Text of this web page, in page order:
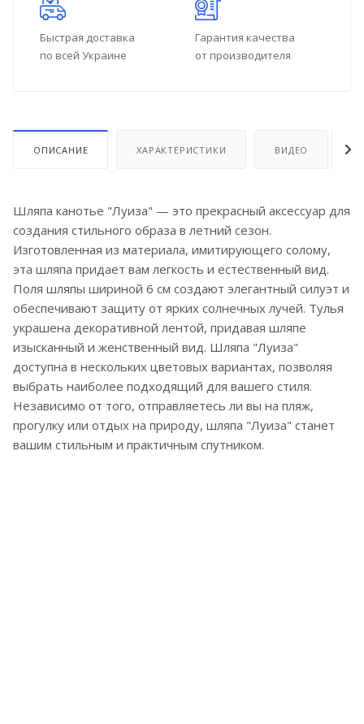
Быстрая доставка
по всей Украине
Гарантия качества
от производителя
ОПИСАНИЕ ХАРАКТЕРИСТИКИ ВИДЕО
Шляпа канотье "Луиза" — это прекрасный аксессуар для
создания стильного образа в летний сезон.
Изготовленная из материала, имитирующего солому,
эта шляпа придает вам легкость и естественный вид.
Поля шляпы шириной 6 см создают элегантный силуэт и
обеспечивают защиту от ярких солнечных лучей. Тулья
украшена декоративной лентой, придавая шляпе
изысканный и женственный вид. Шляпа "Луиза"
доступна в нескольких цветовых вариантах, позволяя
выбрать наиболее подходящий для вашего стиля.
Независимо от того, отправляетесь ли вы на пляж,
прогулку или отдых на природу, шляпа "Луиза" станет
вашим стильным и практичным спутником.